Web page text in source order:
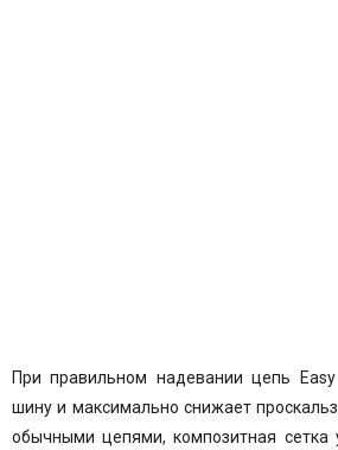
При правильном надевании цепь
шину и максимально снижает
обычными цепями, композитная